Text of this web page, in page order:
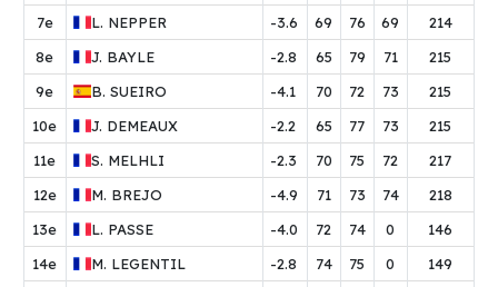
7e
L. NEPPER -3.6 69 76 69
214
8e
J. BAYLE -2.8 65 79 71
215
9e
B. SUEIRO -4.1 70 72 73
215
10e
J. DEMEAUX -2.2 65 77 73
215
11e
S. MELHLI -2.3 70 75 72
217
12e
M. BREJO -4.9 71 73 74
218
13e
L. PASSE -4.0 72 74 0
146
14e
M. LEGENTIL -2.8 74 75 0
149